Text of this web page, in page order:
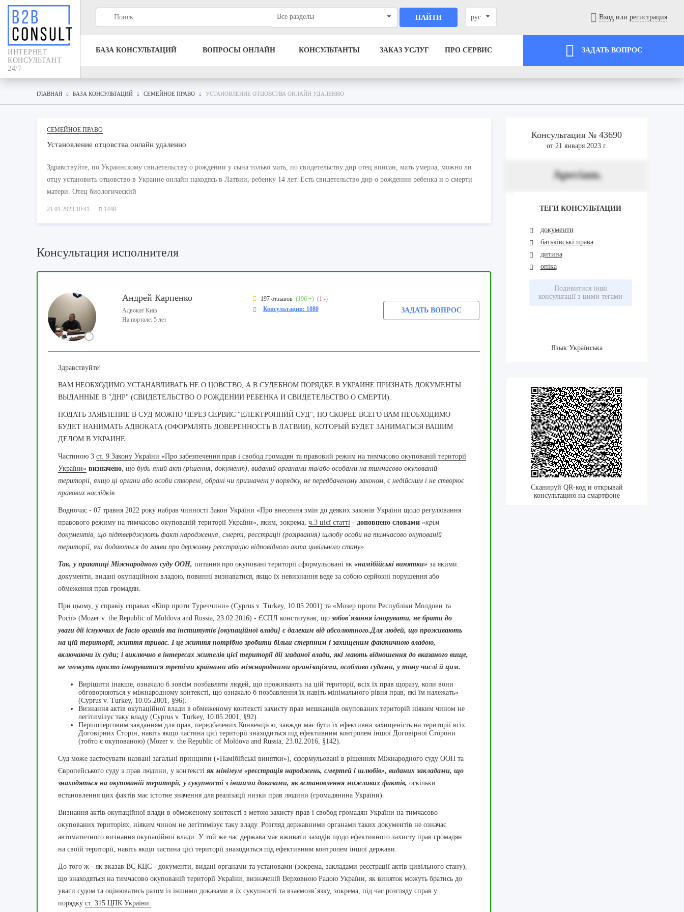
ИНТЕРНЕТ
КОНСУЛЬТАНТ
24/7
Все разделы НАЙТИ рус Вход или регистрация
БАЗА КОНСУЛЬТАЦИЙ ВОПРОСЫ ОНЛАЙН КОНСУЛЬТАНТЫ ЗАКАЗ УСЛУГ ПРО СЕРВИС ЗАДАТЬ ВОПРОС
ГЛАВНАЯ БАЗА КОНСУЛЬТАЦИЙ СЕМЕЙНОЕ ПРАВО УСТАНОВЛЕНИЕ ОТЦОВСТВА ОНЛАЙН УДАЛЕННО
СЕМЕЙНОЕ ПРАВО
Установление отцовства онлайн удаленно
Здравствуйте, по Украинскому свидетельству о рождении у сына только мать, по свидетельству днр отец вписан, мать умерла, можно ли
отцу установить отцовство в Украине онлайн находясь в Латвии, ребенку 14 лет. Есть свидетельство днр о рождении ребенка и о смерти
матери. Отец биологический
21.01.2023 10:41 1448
Консультация исполнителя
Андрей Карпенко
Адвокат Київ
На портале: 5 лет
197 отзывов (196 +) (1 -)
Консультации: 1080
ЗАДАТЬ ВОПРОС
Здравствуйте!
ВАМ НЕОБХОДИМО УСТАНАВЛИВАТЬ НЕ О ЦОВСТВО, А В СУДЕБНОМ ПОРЯДКЕ В УКРАИНЕ ПРИЗНАТЬ ДОКУМЕНТЫ
ВЫДАННЫЕ В "ДНР" (СВИДЕТЕЛЬСТВО О РОЖДЕНИИ РЕБЕНКА И СВИДЕТЕЛЬСТВО О СМЕРТИ).
ПОДАТЬ ЗАЯВЛЕНИЕ В СУД МОЖНО ЧЕРЕЗ СЕРВИС "ЕЛЕКТРОННИЙ СУД", НО СКОРЕЕ ВСЕГО ВАМ НЕОБХОДИМО
БУДЕТ НАНИМАТЬ АДВОКАТА (ОФОРМЛЯТЬ ДОВЕРЕННОСТЬ В ЛАТВИИ), КОТОРЫЙ БУДЕТ ЗАНИМАТЬСЯ ВАШИМ
ДЕЛОМ В УКРАИНЕ.
Частиною 3 ст. 9 Закону України «Про забезпечення прав і свобод громадян та правовий режим на тимчасово окупованій території
України» визначено, що будь-який акт (рішення, документ), виданий органами та/або особами на тимчасово окупованій
території, якщо ці органи або особи створені, обрані чи призначені у порядку, не передбаченому законом, є недійсним і не створює
правових наслідків.
Водночас - 07 травня 2022 року набрав чинності Закон України «Про внесення змін до деяких законів України щодо регулювання
правового режиму на тимчасово окупованій території України», яким, зокрема, ч.3 цієї статті - доповнено словами «крім
документів, що підтверджують факт народження, смерті, реєстрації (розірвання) шлюбу особи на тимчасово окупованій
території, які додаються до заяви про державну реєстрацію відповідного акта цивільного стану»
Так, у практиці Міжнародного суду ООН, питання про окуповані території сформульовані як «намібійські винятки» за якими:
документи, видані окупаційною владою, повинні визнаватися, якщо їх невизнання веде за собою серйозні порушення або
обмеження прав громадян.
При цьому, у справіу справах «Кіпр проти Туреччини» (Cyprus v. Turkey, 10.05.2001) та «Мозер проти Республіки Молдови та
Росії» (Mozer v. the Republic of Moldova and Russia, 23.02.2016) - ЄСПЛ констатував, що зобов`язання ігнорувати, не брати до
уваги дії існуючих de facto органів та інститутів [окупаційної влади] є далеким від абсолютного.Для людей, що проживають
на цій території, життя триває. І це життя потрібно зробити більш стерпним і захищеним фактичною владою,
включаючи їх суди; і виключно в інтересах жителів цієї території дії згаданої влади, які мають відношення до вказаного вище,
не можуть просто ігноруватися третіми країнами або міжнародними організаціями, особливо судами, у тому числі й цим.
Вирішити інакше, означало б зовсім позбавляти людей, що проживають на цій території, всіх їх прав щоразу, коли вони
обговорюються у міжнародному контексті, що означало б позбавлення їх навіть мінімального рівня прав, які їм належать»
(Cyprus v. Turkey, 10.05.2001, §96).
Визнання актів окупаційної влади в обмеженому контексті захисту прав мешканців окупованих територій ніяким чином не
легітимізує таку владу (Cyprus v. Turkey, 10.05.2001, §92).
Першочерговим завданням для прав, передбачених Конвенцією, завжди має бути їх ефективна захищеність на території всіх
Договірних Сторін, навіть якщо частина цієї території знаходиться під ефективним контролем іншої Договірної Сторони
(тобто є окупованою) (Mozer v. the Republic of Moldova and Russia, 23.02.2016, §142).
Суд може застосувати названі загальні принципи («Намібійські винятки»), сформульовані в рішеннях Міжнародного суду ООН та
Європейського суду з прав людини, у контексті як мінімум «реєстрація народжень, смертей і шлюбів», виданих закладами, що
знаходяться на окупованій території, у сукупності з іншими доказами, як встановлення можливих фактів, оскільки
встановлення цих фактів має істотне значення для реалізації низки прав людини (громадянина України).
Визнання актів окупаційної влади в обмеженому контексті з метою захисту прав і свобод громадян України на тимчасово
окупованих територіях, ніяким чином не легітимізує таку владу. Розгляд державними органами таких документів не означає
автоматичного визнання окупаційної влади. У той же час держава має вживати заходів щодо ефективного захисту прав громадян
на своїй території, навіть якщо частина цієї території знаходиться під ефективним контролем іншої держави.
До того ж - як вказав ВС КЦС - документи, видані органами та установами (зокрема, закладами реєстрації актів цивільного стану),
що знаходяться на тимчасово окупованій території України, визначеній Верховною Радою України, як виняток можуть братись до
уваги судом та оцінюватись разом із іншими доказами в їх сукупності та взаємозв`язку, зокрема, під час розгляду справ у
порядку ст. 315 ЦПК України.
Консультация № 43690
от 21 января 2023 г.
Aperiam.
ТЕГИ КОНСУЛЬТАЦИИ
документи
батьківські права
дитина
опіка
Подивитися інші
консультації з цими тегами
Язык:Українська
Сканируй QR-код и открывай
консультацию на смартфоне